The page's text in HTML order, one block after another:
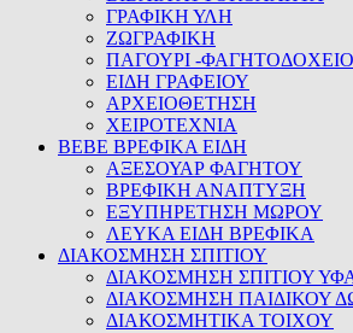
ΓΡΑΦΙΚΗ ΥΛΗ
ΖΩΓΡΑΦΙΚΗ
ΠΑΓΟΥΡΙ -ΦΑΓΗΤΟΔΟΧΕΙΟ
ΕΙΔΗ ΓΡΑΦΕΙΟΥ
ΑΡΧΕΙΟΘΕΤΗΣΗ
ΧΕΙΡΟΤΕΧΝΙΑ
BEBE ΒΡΕΦΙΚΑ ΕΙΔΗ
ΑΞΕΣΟΥΑΡ ΦΑΓΗΤΟΥ
ΒΡΕΦΙΚΗ ΑΝΑΠΤΥΞΗ
ΕΞΥΠΗΡΕΤΗΣΗ ΜΩΡΟΥ
ΛΕΥΚΑ ΕΙΔΗ ΒΡΕΦΙΚΑ
ΔΙΑΚΟΣΜΗΣΗ ΣΠΙΤΙΟΥ
ΔΙΑΚΟΣΜΗΣΗ ΣΠΙΤΙΟΥ
ΔΙΑΚΟΣΜΗΣΗ ΠΑΙΔΙΚΟΥ
ΔΙΑΚΟΣΜΗΤΙΚΑ ΤΟΙΧΟΥ